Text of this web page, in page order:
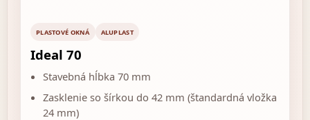
PLASTOVÉ OKNÁ ALUPLAST
Ideal 70
Stavebná hĺbka 70 mm
Zasklenie so šírkou do 42 mm (štandardná vložka
24 mm)